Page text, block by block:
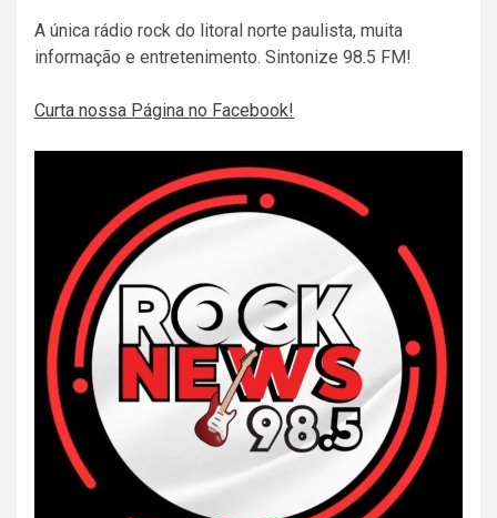
A única rádio rock do litoral norte paulista, muita
informação e entretenimento. Sintonize 98.5 FM!
Curta nossa Página no Facebook!